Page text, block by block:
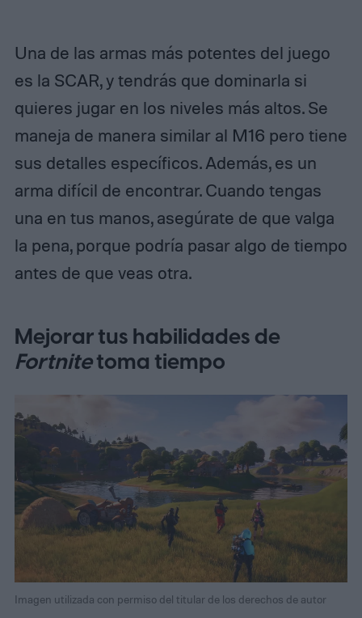
Una de las armas más potentes del juego
es la SCAR, y tendrás que dominarla si
quieres jugar en los niveles más altos. Se
maneja de manera similar al M16 pero tiene
sus detalles específicos. Además, es un
arma difícil de encontrar. Cuando tengas
una en tus manos, asegúrate de que valga
la pena, porque podría pasar algo de tiempo
antes de que veas otra.
Mejorar tus habilidades de
Fortnitetoma tiempo
Imagen utilizada con permiso del titular de los derechos de autor